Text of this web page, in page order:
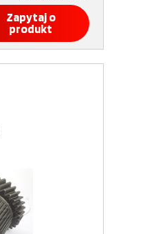
Zapytaj o
produkt